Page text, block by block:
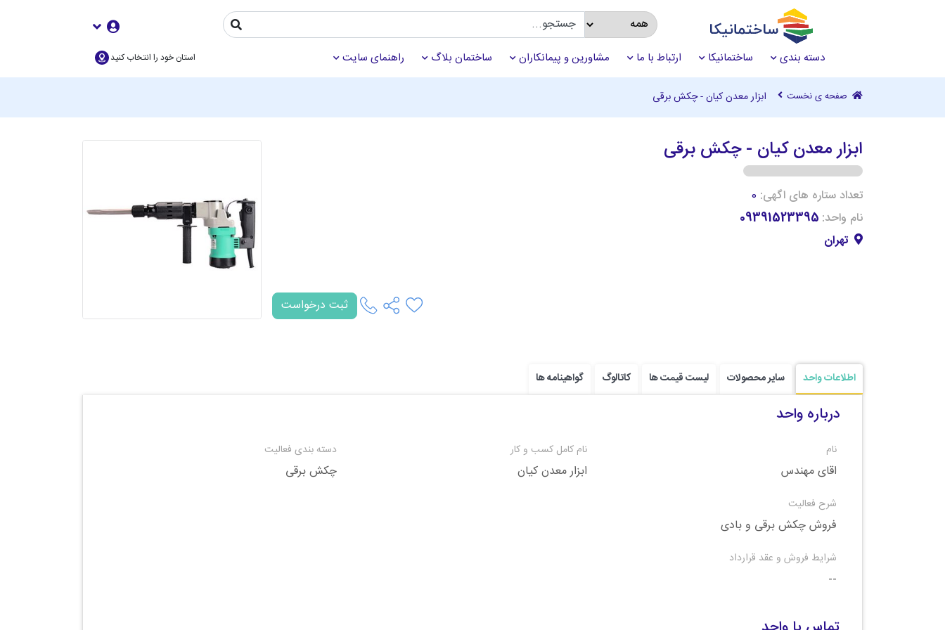
دسته بندی ساختمانیکا ارتباط با ما مشاورین و پیمانکاران ساختمان بلاگ راهنمای سایت استان خود را انتخاب کنید
صفحه ی نخست ابزار معدن کیان - چکش برقی
ابزار معدن کیان - چکش برقی
تعداد ستاره های اگهی: 0
نام واحد: 09391523395
تهران
ثبت درخواست
اطلاعات واحد سایر محصولات لیست قیمت ها کاتالوگ گواهینامه ها
درباره واحد
نام
اقای مهندس
نام کامل کسب و کار
ابزار معدن کیان
دسته بندی فعالیت
چکش برقی
شرح فعالیت
فروش چکش برقی و بادی
شرایط فروش و عقد قرارداد
--